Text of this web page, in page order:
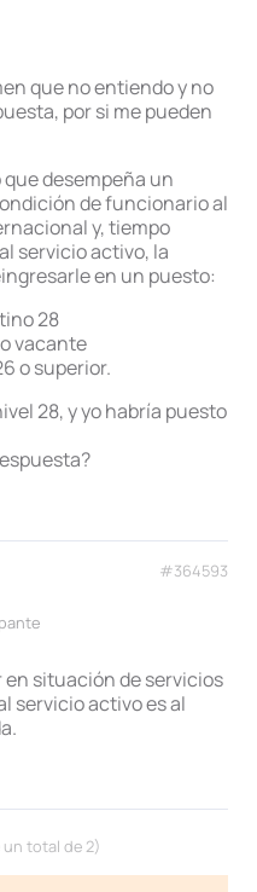
que no entiendo y no
por si me pueden
desempeña un
de funcionario al
y, tiempo
servicio activo, la
en un puesto:
28
vacante
o superior.
28, y yo habría puesto
#364593
en situación de servicios
servicio activo es al
un total de 2)